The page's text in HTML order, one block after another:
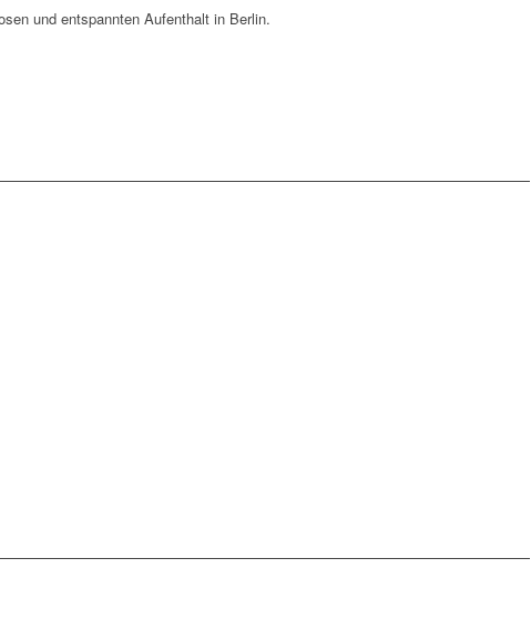
und entspannten Aufenthalt in Berlin.